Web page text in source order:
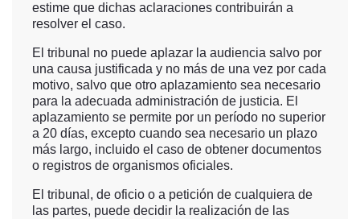
estime que dichas aclaraciones contribuirán a
resolver el caso.
El tribunal no puede aplazar la audiencia salvo por
una causa justificada y no más de una vez por cada
motivo, salvo que otro aplazamiento sea necesario
para la adecuada administración de justicia. El
aplazamiento se permite por un período no superior
a 20 días, excepto cuando sea necesario un plazo
más largo, incluido el caso de obtener documentos
o registros de organismos oficiales.
El tribunal, de oficio o a petición de cualquiera de
las partes, puede decidir la realización de las